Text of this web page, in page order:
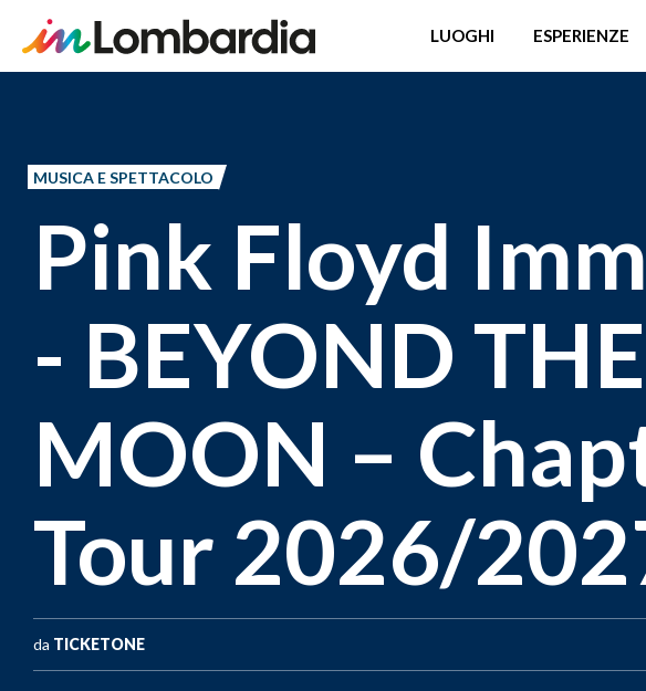
principale
LUOGHI ESPERIENZE
MUSICA E SPETTACOLO
Pink Floyd
- BEYOND THE
MOON –
Tour 2026/
da TICKETONE